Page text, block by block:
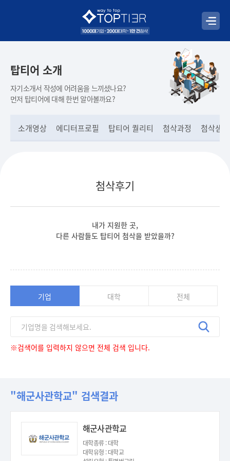
탑티어 소개
자기소개서 작성에 어려움을 느끼셨나요?
먼저 탑티어에 대해 한번 알아볼까요?
소개영상 에디터프로필 탑티어 퀄리티 첨삭과정 첨삭샘플
첨삭후기
내가 지원한 곳,
다른 사람들도 탑티어 첨삭을 받았을까?
기업 대학 전체
※검색어를 입력하지 않으면 전체 검색 입니다.
"해군사관학교" 검색결과
해군사관학교
대학종류 : 대학
대학유형 : 대학교